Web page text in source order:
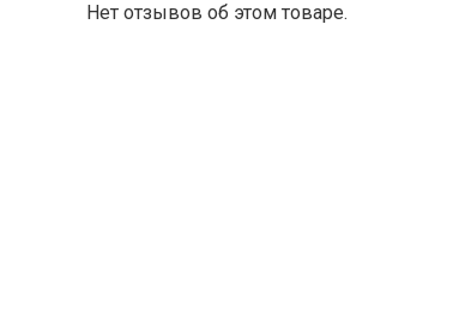
Нет отзывов об этом товаре.